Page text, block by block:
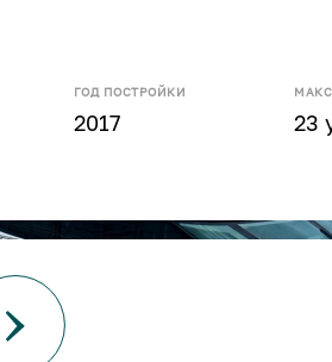
ГОД ПОСТРОЙКИ
2017 23